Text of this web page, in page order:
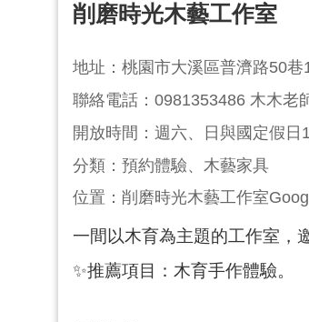
削磨時光木藝工作室
地址：桃園市大溪區普濟路50巷
聯絡電話：0981353486 木木老
開放時間：週六、日與國定假日
分類：預約體驗、木藝家具
位置： 削磨時光木藝工作室
一間以木育為主題的工作室，
✨推薦項目：木育手作體驗。